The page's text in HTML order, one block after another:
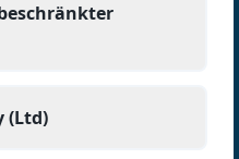
(Ltd)